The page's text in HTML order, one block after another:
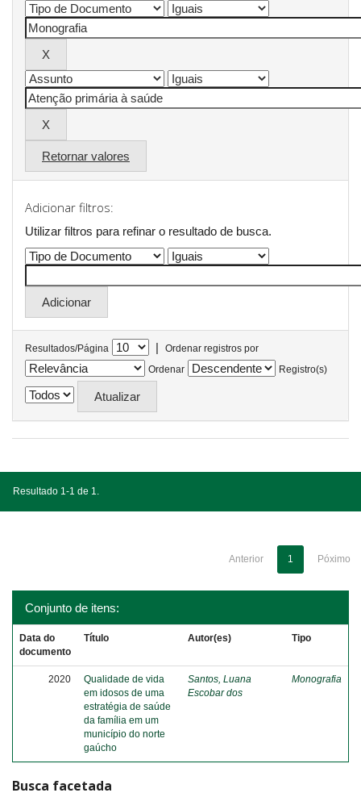
Retornar valores
Adicionar filtros:
Utilizar filtros para refinar o resultado de busca.
Resultados/Página |
Ordenar registros por
Ordenar
Registro(s)
Resultado 1-1 de 1.
Anterior 1 Póximo
Conjunto de itens:
Data do
documento
Título Autor(es) Tipo
2020
Qualidade de vida
em idosos de uma
estratégia de saúde
da família em um
município do norte
gaúcho
Santos, Luana
Escobar dos
Monografia
Busca facetada